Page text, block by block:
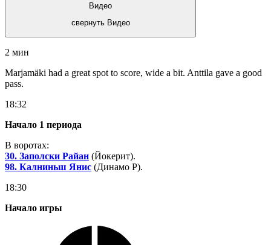
Видео
свернуть Видео
2 мин
Marjamäki had a great spot to score, wide a bit. Anttila gave a good
pass.
18:32
Начало 1 периода
В воротах:
30. Заполски Райан (Йокерит).
98. Калниньш Янис (Динамо Р).
18:30
Начало игры